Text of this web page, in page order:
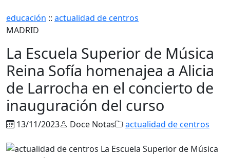
educación :: actualidad de centros
MADRID
La Escuela Superior de Música
Reina Sofía homenajea a Alicia
de Larrocha en el concierto de
inauguración del curso
13/11/2023 Doce Notas actualidad de centros